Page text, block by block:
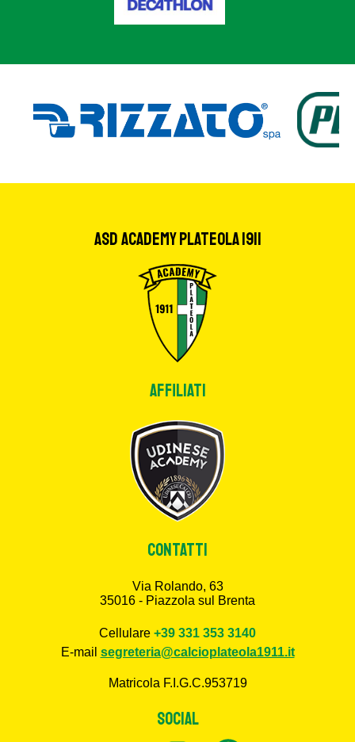
ASD Academy Plateola 1911
Affiliati
CONTATTI
Via Rolando, 63
35016 - Piazzola sul Brenta
Cellulare +39 331 353 3140
E-mail segreteria@calcioplateola1911.it
Matricola F.I.G.C.953719
SOCIAL